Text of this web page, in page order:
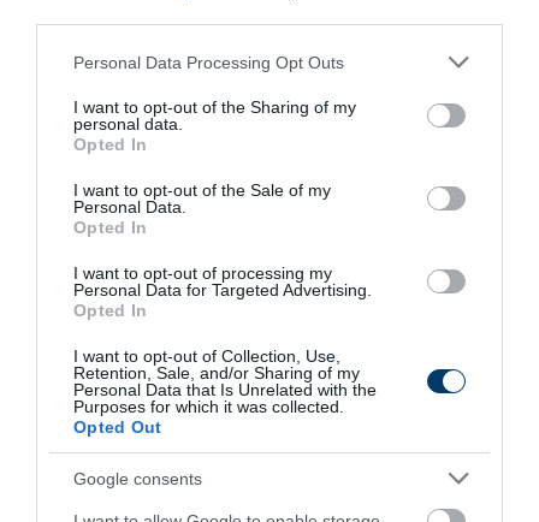
Please note that this website/app uses one or more Google
not limited to your visit or usage behaviour. You may click to
grant or deny consent to Google and its third-party tags to
use your data for below specified purposes in below Google
consent section.
Personal Data Processing Opt Outs
I want to opt-out of the Sharing of my
personal data.
Opted In
I want to opt-out of the Sale of my
Personal Data.
Opted In
I want to opt-out of processing my
Personal Data for Targeted Advertising.
Opted In
I want to opt-out of Collection, Use,
Retention, Sale, and/or Sharing of my
Personal Data that Is Unrelated with the
Purposes for which it was collected.
Opted Out
Google consents
5 Hidden Signs You Have Worms Inside Your
293 37